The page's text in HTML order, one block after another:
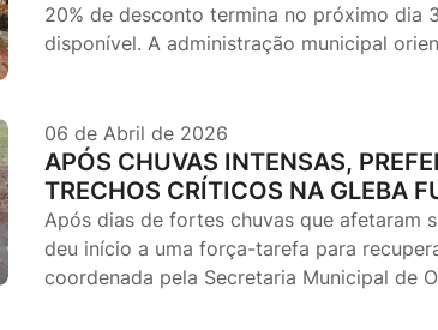
20% de desconto termina no próximo dia
disponível. A administração municipal
06 de Abril de 2026
APÓS CHUVAS INTENSAS,
TRECHOS CRÍTICOS NA GLEBA
Após dias de fortes chuvas que afetaram
deu início a uma força-tarefa para
coordenada pela Secretaria Municipal de